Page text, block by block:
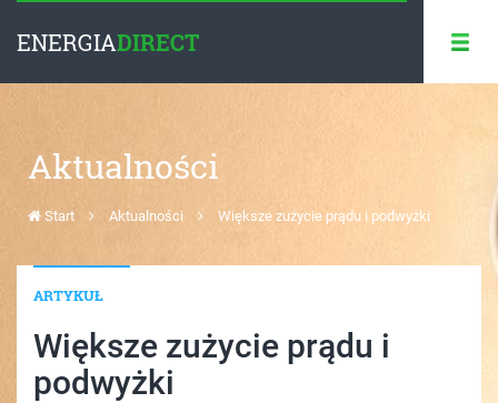
ENERGIADIRECT
Aktualności
Start Aktualności Większe zużycie prądu i podwyżki
ARTYKUŁ
Większe zużycie prądu i
podwyżki